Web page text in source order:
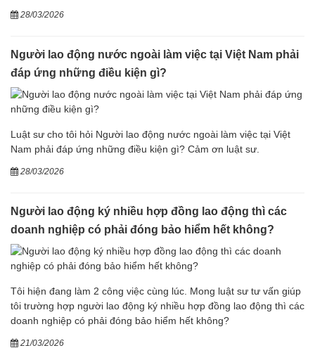
28/03/2026
Người lao động nước ngoài làm việc tại Việt Nam phải
đáp ứng những điều kiện gì?
Luật sư cho tôi hỏi Người lao động nước ngoài làm việc tại Việt
Nam phải đáp ứng những điều kiện gì? Cảm ơn luật sư.
28/03/2026
Người lao động ký nhiều hợp đồng lao động thì các
doanh nghiệp có phải đóng bảo hiểm hết không?
Tôi hiện đang làm 2 công việc cùng lúc. Mong luật sư tư vấn giúp
tôi trường hợp người lao động ký nhiều hợp đồng lao động thì các
doanh nghiệp có phải đóng bảo hiểm hết không?
21/03/2026